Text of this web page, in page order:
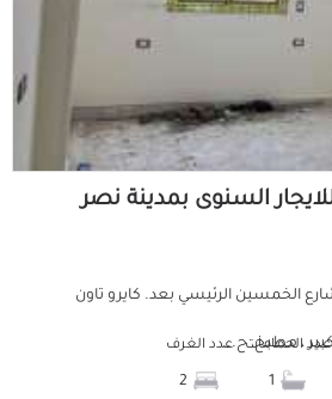
130م للايجار السنوى بمدينة نصر
الخمسين الرئيسي بعد. كايرو تاون
عدد الحمامات عدد الغرف